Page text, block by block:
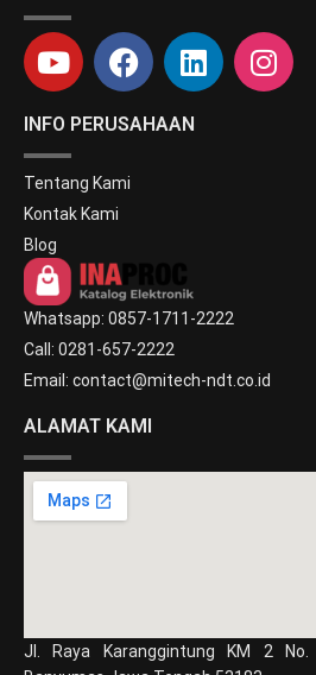
INFO PERUSAHAAN
Tentang Kami
Kontak Kami
Blog
Whatsapp: 0857-1711-2222
Call: 0281-657-2222
Email: contact@mitech-ndt.co.id
ALAMAT KAMI
Jl. Raya Karanggintung KM 2